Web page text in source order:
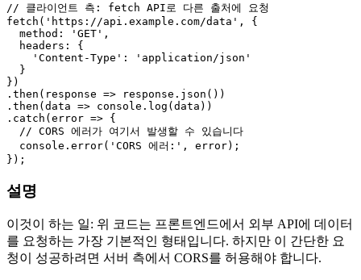
// 클라이언트 측: fetch API로 다른 출처에 요청
fetch ( 'https://api.example.com/data' , {
method : 'GET' ,
headers : {
'Content-Type' :
'application/json'
  }
})
. then ( response => response. json ())
. then ( data => console . log (data))
. catch ( error => {
// CORS 에러가 여기서 발생할 수 있습니다
console . error( 'CORS 에러:' , error);
설명
이것이 하는 일: 위 코드는 프론트엔드에서 외부 API에 데이터
를 요청하는 가장 기본적인 형태입니다. 하지만 이 간단한 요
청이 성공하려면 서버 측에서 CORS를 허용해야 합니다.